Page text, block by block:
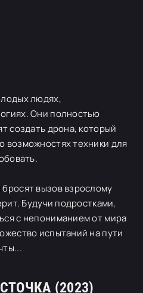
людях,
Они полностью
создать дрона, который
возможностях техники для
вызов взрослому
Будучи подростками,
с непониманием от мира
испытаний на пути
(2023)